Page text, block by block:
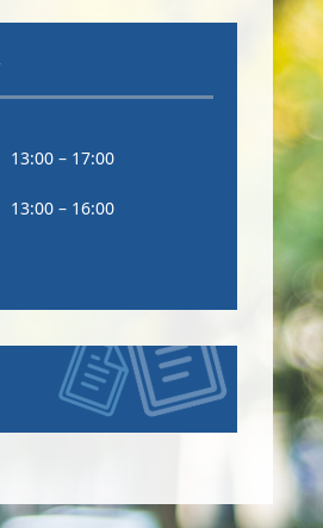
13:00 – 17:00
13:00 – 16:00